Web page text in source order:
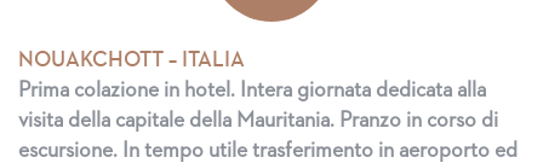
NOUAKCHOTT – ITALIA
Prima colazione in hotel. Intera giornata dedicata alla
visita della capitale della Mauritania. Pranzo in corso di
escursione. In tempo utile trasferimento in aeroporto ed